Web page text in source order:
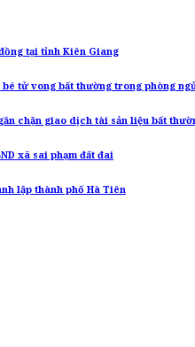
tại tỉnh Kiên Giang
tử vong bất thường trong phòng
chặn giao dịch tài sản liệu bất
xã sai phạm đất đai
lập thành phố Hà Tiên